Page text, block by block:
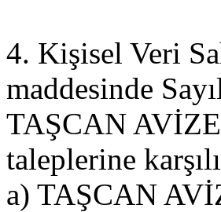
4. Kişisel Veri
maddesinde
TAŞCAN
taleplerine
a) TAŞCAN